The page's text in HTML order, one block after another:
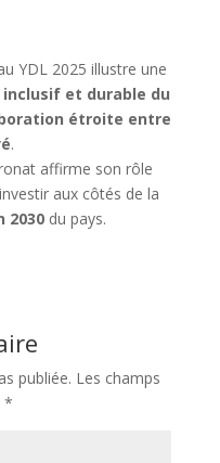
YDL 2025 illustre une
et durable du
étroite entre
.
affirme son rôle
aux côtés de la
2030du pays.
publiée. Les champs
*